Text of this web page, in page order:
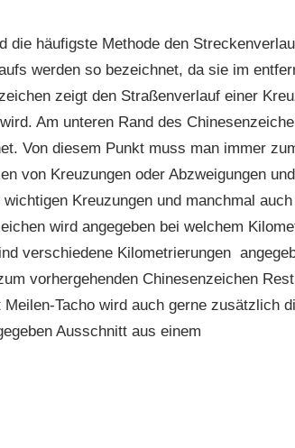
häufigste Methode den
werden so bezeichnet, da sie im
zeigt den Straßenverlauf einer
Am unteren Rand des
Von diesem Punkt muss man immer
von Kreuzungen oder Abzweigungen
Kreuzungen und manchmal auch
wird angegeben bei welchem
verschiedene Kilometrierungen
vorhergehenden Chinesenzeichen
Tacho wird auch gerne zusätzlich
Ausschnitt aus einem